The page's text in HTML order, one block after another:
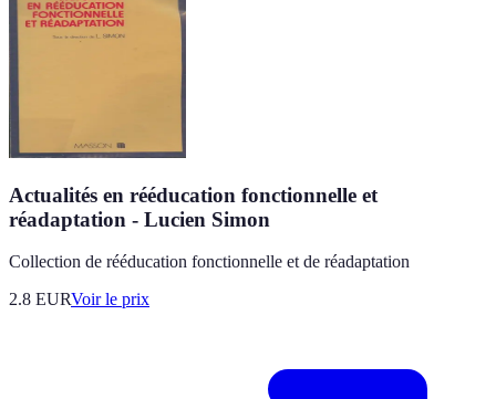
Actualités en rééducation fonctionnelle et
réadaptation - Lucien Simon
Collection de rééducation fonctionnelle et de réadaptation
2.8 EURVoir le prix